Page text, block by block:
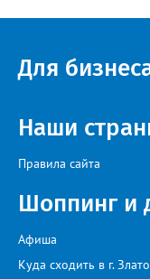
Для
Наши
Правила сайта
Шоппинг и
Афиша
Куда сходить в г.